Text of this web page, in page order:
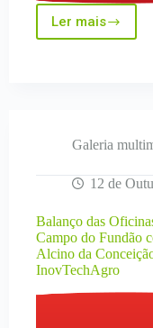
Ler mais
presente
Galeria
12 de
Balanço das
Campo do Fundão
Alcino da
InovTechAgro